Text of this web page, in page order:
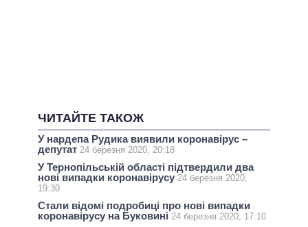
ЧИТАЙТЕ ТАКОЖ
У нардепа Рудика виявили коронавірус –
депутат 24 березня 2020, 20:18
У Тернопільській області підтвердили два
нові випадки коронавірусу 24 березня 2020,
19:30
Стали відомі подробиці про нові випадки
коронавірусу на Буковині 24 березня 2020, 17:10